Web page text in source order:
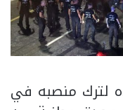
لترك منصبه في